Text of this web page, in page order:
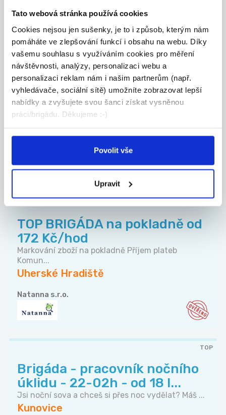
Tato webová stránka používá cookies
Cookies nejsou jen sušenky, je to i způsob, kterým nám
pomáháte ve zlepšování funkcí i obsahu na webu. Díky
vašemu souhlasu s využíváním cookies pro měření
návštěvnosti, analýzy, personalizaci webu a
personalizaci reklam nám i našim partnerům (např.
vyhledávače, sociální sítě) umožníte zobrazovat lepší
nabídky a zvyšujete svou šanci získat vysněnou
práci/brigádu. Děkujeme :-)
Povolit vše
Upravit
První novinová společnost a.s.
BRIGÁDA - pokladna, pulty,
doplňování zboží od 172 Kč...
Doplňování zboží do regálů podle potřeby Kontrol...
TOP BRIGÁDA na pokladně od
172 Kč/hod
Markování zboží na pokladně Příjem plateb
Komun...
Uherské Hradiště
Natanna s.r.o.
TOP
Brigáda - pracovník nočního
úklidu - 22-02h - od 18 l...
Jsi noční sova a chceš si přes noc vydělat? Máš ...
Kunovice